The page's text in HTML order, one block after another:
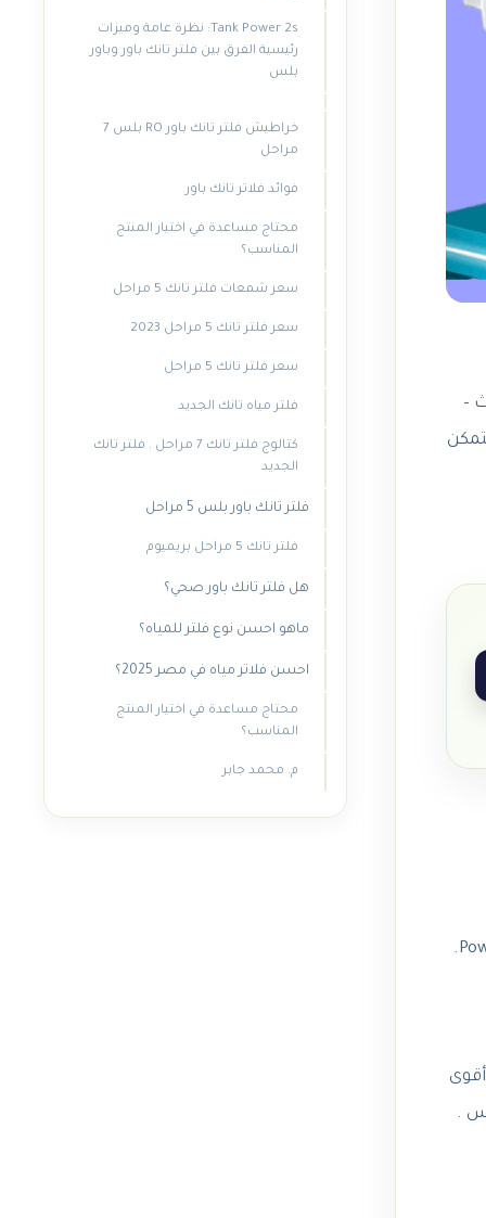
الخاص بك، فقد تتساءل عن الفرق بين مرشح Tank Power وفلتر Power Plus.
Tank Power 2s: نظرة عامة وميزات
رئيسية الفرق بين فلتر تانك باور وباور
بلس
خراطيش فلتر تانك باور RO بلس 7
مراحل
فوائد فلاتر تانك باور
محتاج مساعدة في اختيار المنتج
المناسب؟
سعر شمعات فلتر تانك 5 مراحل
سعر فلتر تانك 5 مراحل 2023
سعر فلتر تانك 5 مراحل
فلتر مياه تانك الجديد
كتالوج فلتر تانك 7 مراحل . فلتر تانك
الجديد
فلتر تانك باور بلس 5 مراحل
فلتر تانك 5 مراحل بريميوم
هل فلتر تانك باور صحي؟
ماهو احسن نوع فلتر للمياه؟
احسن فلاتر مياه في مصر 2025؟
محتاج مساعدة في اختيار المنتج
المناسب؟
م. محمد جابر